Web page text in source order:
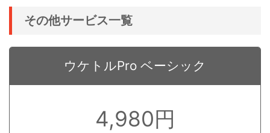
その他サービス一覧
ウケトルPro ベーシック
4,980円